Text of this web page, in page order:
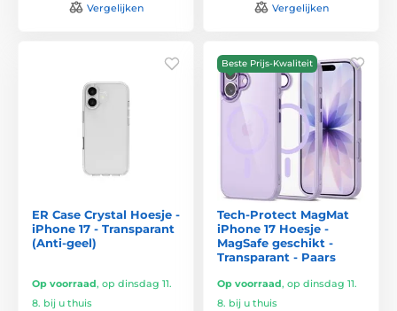
Vergelijken Vergelijken
ER Case Crystal Hoesje -
iPhone 17 - Transparant
(Anti-geel)
Op voorraad, op dinsdag 11.
8. bij u thuis
Beste Prijs-Kwaliteit
Tech-Protect MagMat
iPhone 17 Hoesje -
MagSafe geschikt -
Transparant - Paars
Op voorraad, op dinsdag 11.
8. bij u thuis